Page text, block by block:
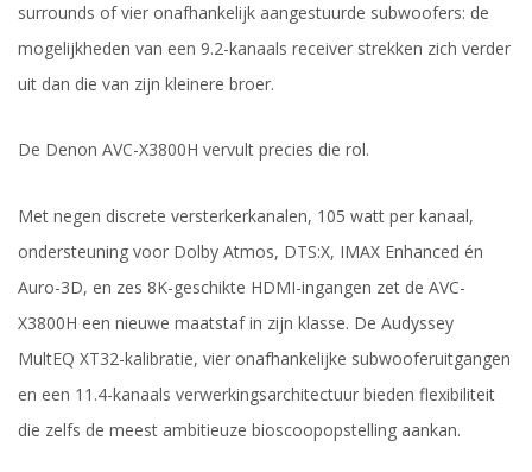
surrounds of vier onafhankelijk aangestuurde subwoofers: de
mogelijkheden van een 9.2-kanaals receiver strekken zich verder
uit dan die van zijn kleinere broer.
De Denon AVC-X3800H vervult precies die rol.
Met negen discrete versterkerkanalen, 105 watt per kanaal,
ondersteuning voor Dolby Atmos, DTS:X, IMAX Enhanced én
Auro-3D, en zes 8K-geschikte HDMI-ingangen zet de AVC-
X3800H een nieuwe maatstaf in zijn klasse. De Audyssey
MultEQ XT32-kalibratie, vier onafhankelijke subwooferuitgangen
en een 11.4-kanaals verwerkingsarchitectuur bieden flexibiliteit
die zelfs de meest ambitieuze bioscoopopstelling aankan.